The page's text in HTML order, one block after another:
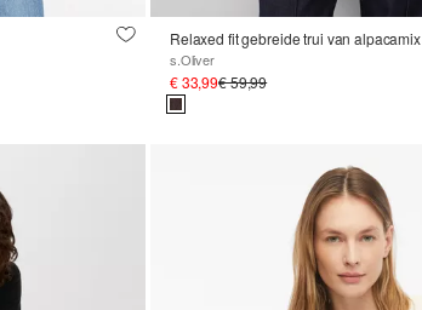
Relaxed fit gebreide trui van alpacamix
s.Oliver
€ 33,99€ 59,99